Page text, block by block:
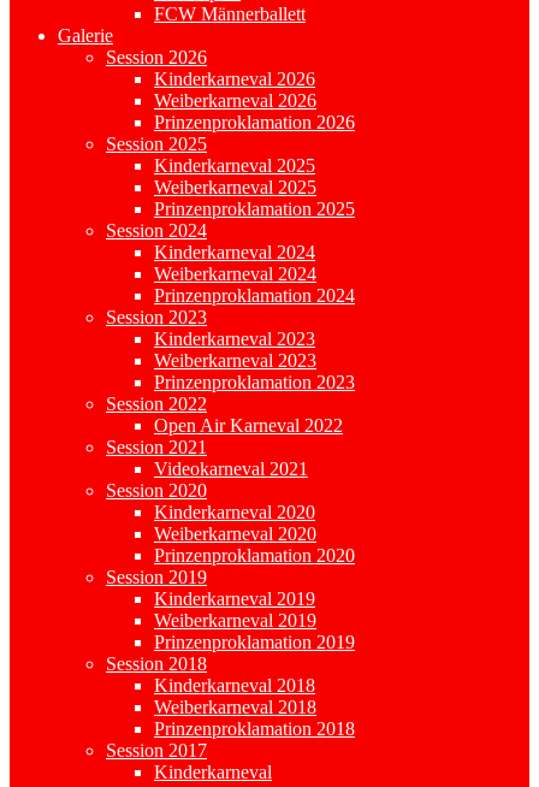
FCW Männerballett
Galerie
Session 2026
Kinderkarneval 2026
Weiberkarneval 2026
Prinzenproklamation 2026
Session 2025
Kinderkarneval 2025
Weiberkarneval 2025
Prinzenproklamation 2025
Session 2024
Kinderkarneval 2024
Weiberkarneval 2024
Prinzenproklamation 2024
Session 2023
Kinderkarneval 2023
Weiberkarneval 2023
Prinzenproklamation 2023
Session 2022
Open Air Karneval 2022
Session 2021
Videokarneval 2021
Session 2020
Kinderkarneval 2020
Weiberkarneval 2020
Prinzenproklamation 2020
Session 2019
Kinderkarneval 2019
Weiberkarneval 2019
Prinzenproklamation 2019
Session 2018
Kinderkarneval 2018
Weiberkarneval 2018
Prinzenproklamation 2018
Session 2017
Kinderkarneval